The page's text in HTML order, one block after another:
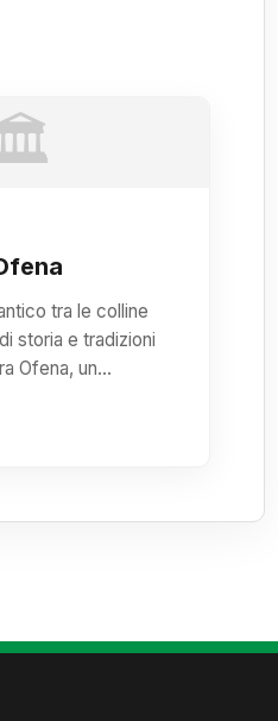
tra le colline
storia e tradizioni
Ofena, un…